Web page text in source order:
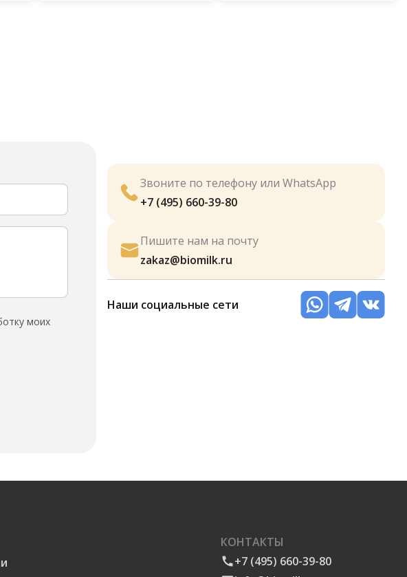
моих
Звоните по телефону или WhatsApp
+7 (495) 660-39-80
Пишите нам на почту
zakaz@biomilk.ru
Наши социальные сети
КОНТАКТЫ
+7 (495) 660-39-80